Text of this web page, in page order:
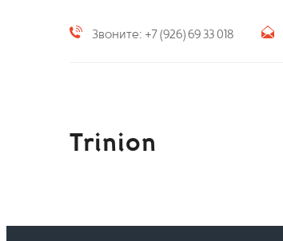
Звоните: +7 (926) 69 33 018
Trinion